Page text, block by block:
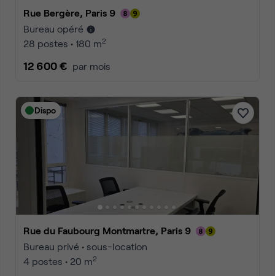
Rue Bergère, Paris 9
Bureau opéré
28 postes • 180 m2
12 600 € par mois
Dispo
Rue du Faubourg Montmartre, Paris 9
Bureau privé • sous-location
4 postes • 20 m2